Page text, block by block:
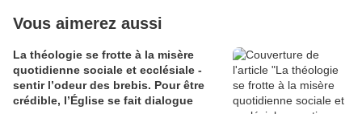
Vous aimerez aussi
La théologie se frotte à la misère
quotidienne sociale et ecclésiale -
sentir l’odeur des brebis. Pour être
crédible, l’Église se fait dialogue